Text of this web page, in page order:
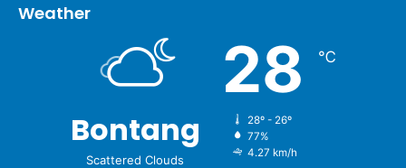
Weather
Bontang
Scattered Clouds
28 ℃
28º - 26º
77%
4.27 km/h